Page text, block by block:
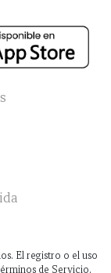
El registro o el uso
de Servicio,